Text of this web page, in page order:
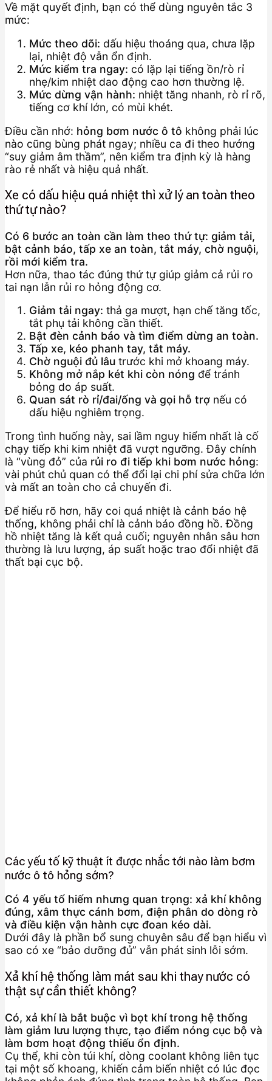
Về mặt quyết định, bạn có thể dùng nguyên tắc 3
mức:
Mức theo dõi: dấu hiệu thoáng qua, chưa lặp
lại, nhiệt độ vẫn ổn định.
Mức kiểm tra ngay: có lặp lại tiếng ồn/rò rỉ
nhẹ/kim nhiệt dao động cao hơn thường lệ.
Mức dừng vận hành: nhiệt tăng nhanh, rò rỉ rõ,
tiếng cơ khí lớn, có mùi khét.
Điều cần nhớ: hỏng bơm nước ô tô không phải lúc
nào cũng bùng phát ngay; nhiều ca đi theo hướng
“suy giảm âm thầm”, nên kiểm tra định kỳ là hàng
rào rẻ nhất và hiệu quả nhất.
Xe có dấu hiệu quá nhiệt thì xử lý an toàn theo
thứ tự nào?
Có 6 bước an toàn cần làm theo thứ tự: giảm tải,
bật cảnh báo, tấp xe an toàn, tắt máy, chờ nguội,
rồi mới kiểm tra.
Hơn nữa, thao tác đúng thứ tự giúp giảm cả rủi ro
tai nạn lẫn rủi ro hỏng động cơ.
Giảm tải ngay: thả ga mượt, hạn chế tăng tốc,
tắt phụ tải không cần thiết.
Bật đèn cảnh báo và tìm điểm dừng an toàn.
Tấp xe, kéo phanh tay, tắt máy.
Chờ nguội đủ lâu trước khi mở khoang máy.
Không mở nắp két khi còn nóng để tránh
bỏng do áp suất.
Quan sát rò rỉ/đai/ống và gọi hỗ trợ nếu có
dấu hiệu nghiêm trọng.
Trong tình huống này, sai lầm nguy hiểm nhất là cố
chạy tiếp khi kim nhiệt đã vượt ngưỡng. Đây chính
là “vùng đỏ” của rủi ro đi tiếp khi bơm nước hỏng:
vài phút chủ quan có thể đổi lại chi phí sửa chữa lớn
và mất an toàn cho cả chuyến đi.
Để hiểu rõ hơn, hãy coi quá nhiệt là cảnh báo hệ
thống, không phải chỉ là cảnh báo đồng hồ. Đồng
hồ nhiệt tăng là kết quả cuối; nguyên nhân sâu hơn
thường là lưu lượng, áp suất hoặc trao đổi nhiệt đã
thất bại cục bộ.
Các yếu tố kỹ thuật ít được nhắc tới nào làm bơm
nước ô tô hỏng sớm?
Có 4 yếu tố hiếm nhưng quan trọng: xả khí không
đúng, xâm thực cánh bơm, điện phân do dòng rò
và điều kiện vận hành cực đoan kéo dài.
Dưới đây là phần bổ sung chuyên sâu để bạn hiểu vì
sao có xe “bảo dưỡng đủ” vẫn phát sinh lỗi sớm.
Xả khí hệ thống làm mát sau khi thay nước có
thật sự cần thiết không?
Có, xả khí là bắt buộc vì bọt khí trong hệ thống
làm giảm lưu lượng thực, tạo điểm nóng cục bộ và
làm bơm hoạt động thiếu ổn định.
Cụ thể, khi còn túi khí, dòng coolant không liên tục
tại một số khoang, khiến cảm biến nhiệt có lúc đọc